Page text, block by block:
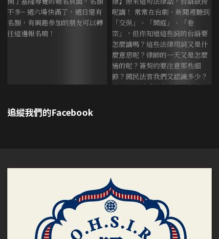
追縱我們的Facebook